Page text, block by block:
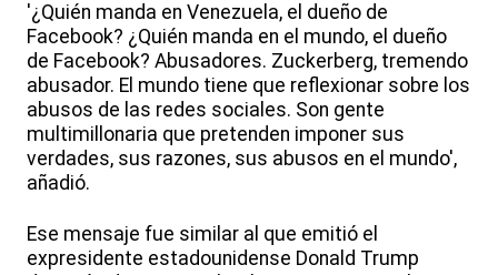
'¿Quién manda en Venezuela, el dueño de
Facebook? ¿Quién manda en el mundo, el dueño
de Facebook? Abusadores. Zuckerberg, tremendo
abusador. El mundo tiene que reflexionar sobre los
abusos de las redes sociales. Son gente
multimillonaria que pretenden imponer sus
verdades, sus razones, sus abusos en el mundo',
añadió.
Ese mensaje fue similar al que emitió el
expresidente estadounidense Donald Trump